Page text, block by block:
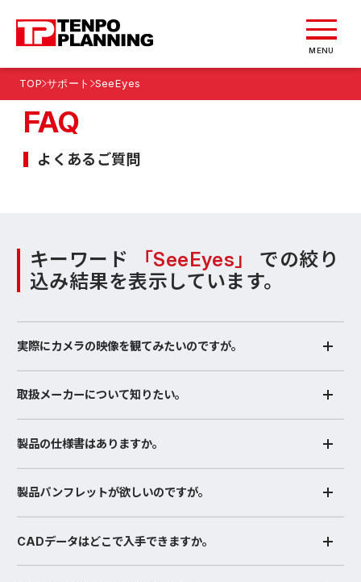
MENU
TOP サポート SeeEyes
FAQ
よくあるご質問
キーワード 「SeeEyes」
での絞り
込み結果を表示しています。
実際にカメラの映像を観てみたいのですが。
取扱メーカーについて知りたい。
製品の仕様書はありますか。
製品パンフレットが欲しいのですが。
CADデータはどこで入手できますか。